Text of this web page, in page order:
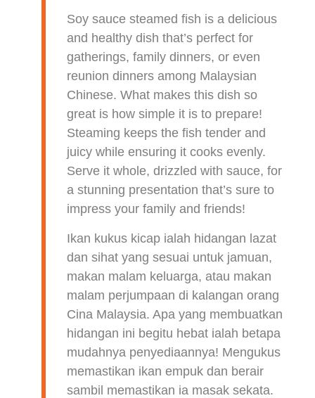
Soy sauce steamed fish is a delicious
and healthy dish that’s perfect for
gatherings, family dinners, or even
reunion dinners among Malaysian
Chinese. What makes this dish so
great is how simple it is to prepare!
Steaming keeps the fish tender and
juicy while ensuring it cooks evenly.
Serve it whole, drizzled with sauce, for
a stunning presentation that’s sure to
impress your family and friends!
Ikan kukus kicap ialah hidangan lazat
dan sihat yang sesuai untuk jamuan,
makan malam keluarga, atau makan
malam perjumpaan di kalangan orang
Cina Malaysia. Apa yang membuatkan
hidangan ini begitu hebat ialah betapa
mudahnya penyediaannya! Mengukus
memastikan ikan empuk dan berair
sambil memastikan ia masak sekata.